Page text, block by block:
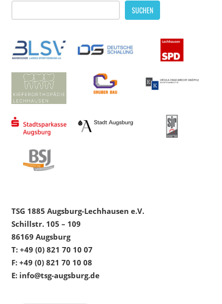
SUCHEN
TSG 1885 Augsburg-Lechhausen e.V.
Schillstr. 105 – 109
86169 Augsburg
T: +49 (0) 821 70 10 07
F: +49 (0) 821 70 10 08
E: info@tsg-augsburg.de